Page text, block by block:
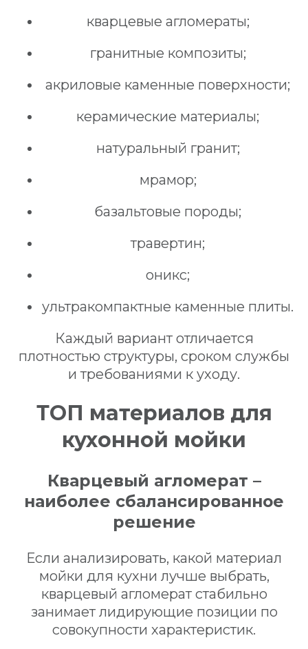
кварцевые агломераты;
гранитные композиты;
акриловые каменные поверхности;
керамические материалы;
натуральный гранит;
мрамор;
базальтовые породы;
травертин;
оникс;
ультракомпактные каменные плиты.
Каждый вариант отличается
плотностью структуры, сроком службы
и требованиями к уходу.
ТОП материалов для
кухонной мойки
Кварцевый агломерат –
наиболее сбалансированное
решение
Если анализировать, какой материал
мойки для кухни лучше выбрать,
кварцевый агломерат стабильно
занимает лидирующие позиции по
совокупности характеристик.